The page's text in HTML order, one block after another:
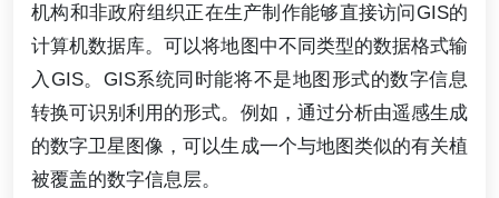
机构和非政府组织正在生产制作能够直接访问GIS的
计算机数据库。可以将地图中不同类型的数据格式输
入GIS。GIS系统同时能将不是地图形式的数字信息
转换可识别利用的形式。例如，通过分析由遥感生成
的数字卫星图像，可以生成一个与地图类似的有关植
被覆盖的数字信息层。